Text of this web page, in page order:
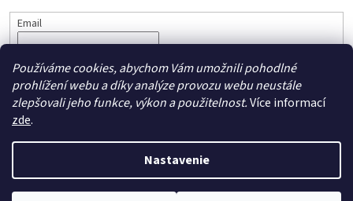
Používáme cookies, abychom Vám umožnili pohodlné
prohlížení webu a díky analýze provozu webu neustále
zlepšovali jeho funkce, výkon a použitelnost.Více informací
zde.
Nastavenie
Email
údajov.
PRIHLÁSIŤ SA
Vytvoril Shoptet